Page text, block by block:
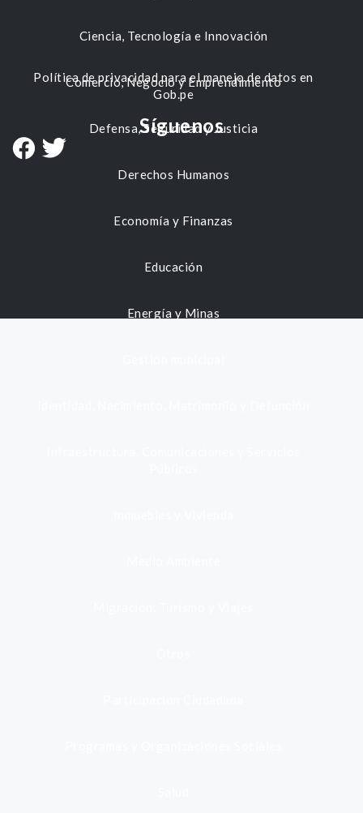
Ciencia, Tecnología e Innovación
Comercio, Negocio y Emprendimiento
Defensa, Seguridad y Justicia
Derechos Humanos
Economía y Finanzas
Educación
Energía y Minas
Política de privacidad para el manejo de datos en
Gob.pe
Síguenos